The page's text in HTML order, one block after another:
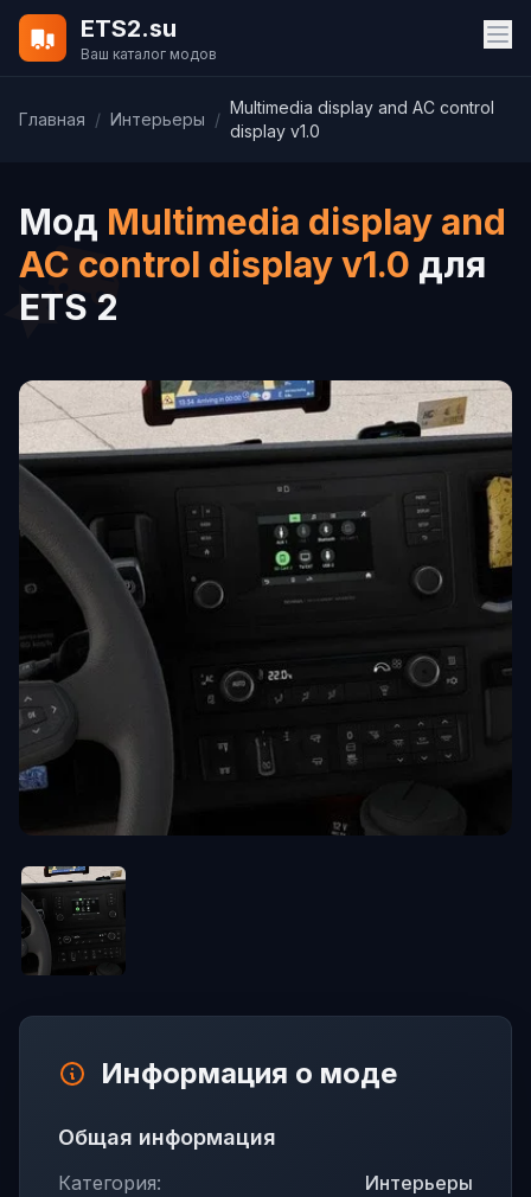
ETS2.su
Ваш каталог модов
Главная / Интерьеры /
Multimedia display and AC control
display v1.0
Мод Multimedia display and
AC control display v1.0 для
ETS 2
Информация о моде
Общая информация
Категория:
Интерьеры